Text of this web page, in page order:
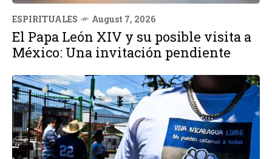
ESPIRITUALES August 7, 2026
El Papa León XIV y su posible visita a
México: Una invitación pendiente